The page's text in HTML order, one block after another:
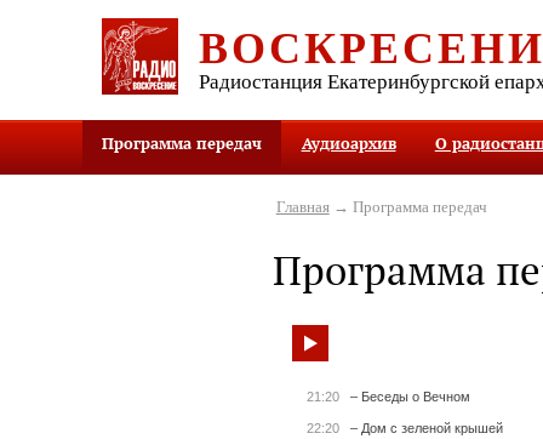
Радиостанция Екатеринбургской
Программа передач Аудиоархив О
Главная→ Программа передач
Программа
21:20 – Беседы о Вечном
22:20 – Дом с зеленой крышей